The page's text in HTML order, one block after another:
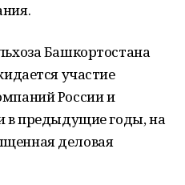
Башкортостана
участие
России и
в предыдущие годы, на
деловая